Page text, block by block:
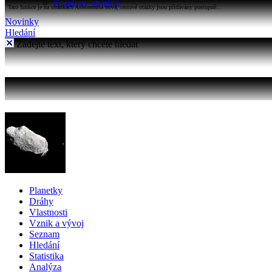
Katalogy objektů
Tato funkce je na stránkách Astronomia nová, testové otázky jsou přidávány postupně...
Novinky
Hledání
Zadejte text, který chcete hledat
Planetky
Dráhy
Vlastnosti
Vznik a vývoj
Seznam
Hledání
Statistika
Analýza